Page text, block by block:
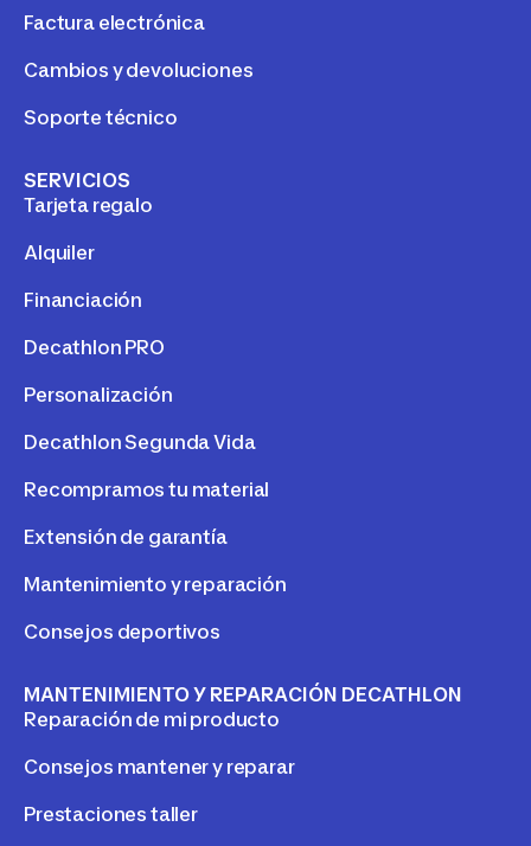
Factura electrónica
Cambios y devoluciones
Soporte técnico
SERVICIOS
Tarjeta regalo
Alquiler
Financiación
Decathlon PRO
Personalización
Decathlon Segunda Vida
Recompramos tu material
Extensión de garantía
Mantenimiento y reparación
Consejos deportivos
MANTENIMIENTO Y REPARACIÓN DECATHLON
Reparación de mi producto
Consejos mantener y reparar
Prestaciones taller